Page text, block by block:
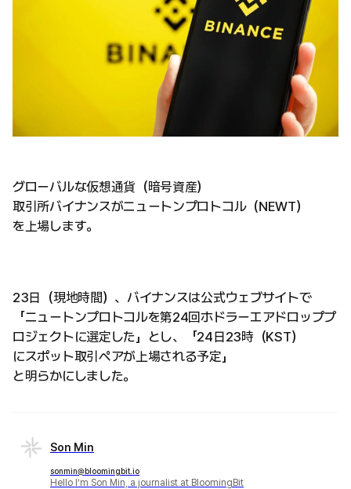
グローバルな仮想通貨（暗号資産）
取引所バイナンスがニュートンプロトコル（NEWT）
を上場します。
23日（現地時間）、バイナンスは公式ウェブサイトで
「ニュートンプロトコルを第24回ホドラーエアドロッププ
ロジェクトに選定した」とし、「24日23時（KST）
にスポット取引ペアが上場される予定」
と明らかにしました。
Son Min
sonmin@bloomingbit.io
Hello I’m Son Min, a journalist at BloomingBit